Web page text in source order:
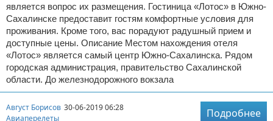
является вопрос их размещения. Гостиница «Лотос» в Южно-
Сахалинске предоставит гостям комфортные условия для
проживания. Кроме того, вас порадуют радушный прием и
доступные цены. Описание Местом нахождения отеля
«Лотос» является самый центр Южно-Сахалинска. Рядом
городская администрация, правительство Сахалинской
области. До железнодорожного вокзала
Август Борисов 30-06-2019 06:28
Авиаперелеты
Подробнее